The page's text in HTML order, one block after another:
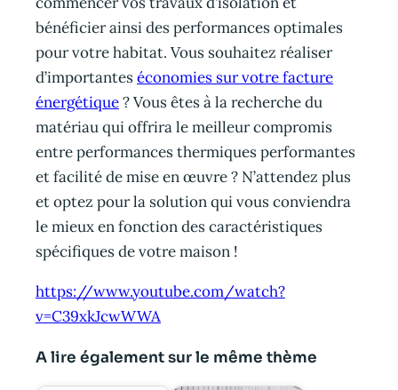
bénéficier ainsi des performances optimales
pour votre habitat. Vous souhaitez réaliser
d’importanteséconomies sur votre facture
énergétique? Vous êtes à la recherche du
matériau qui offrira le meilleur compromis
entre performances thermiques performantes
et facilité de mise en œuvre ? N’attendez plus
et optez pour la solution qui vous conviendra
le mieux en fonction des caractéristiques
spécifiques de votre maison !
https://www.youtube.com/watch?
v=C39xkJcwWWA
A lire également sur le même thème